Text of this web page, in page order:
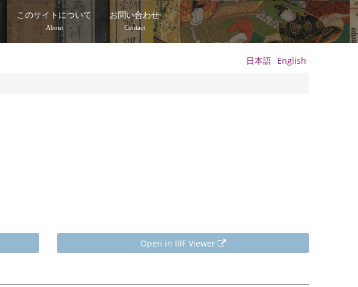
このサイトについて
About
お問い合わせ
Contact
日本語 English
Open in IIIF Viewer